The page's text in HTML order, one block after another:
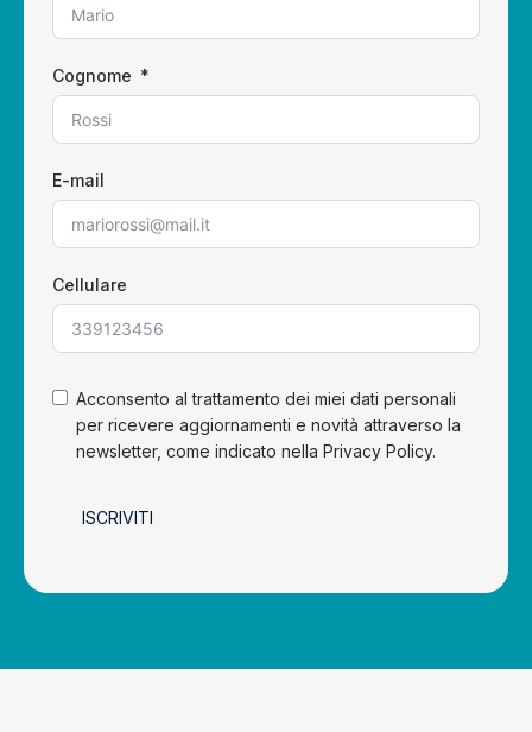
Cognome
E-mail
Cellulare
Acconsento al trattamento dei miei dati personali
per ricevere aggiornamenti e novità attraverso la
newsletter, come indicato nella Privacy Policy.
ISCRIVITI